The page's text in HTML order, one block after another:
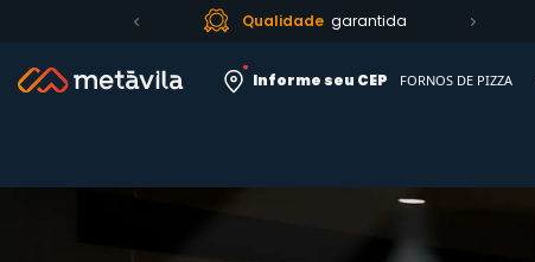
Até 12x sem jurosno cartão
Informe seu CEP FORNOS DE PIZZA